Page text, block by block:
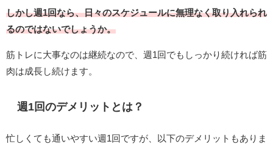
しかし週1回なら、日々のスケジュールに無理なく取り入れられ
るのではないでしょうか。
筋トレに大事なのは継続なので、週1回でもしっかり続ければ筋
肉は成長し続けます。
週1回のデメリットとは？
忙しくても通いやすい週1回ですが、以下のデメリットもありま